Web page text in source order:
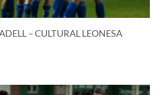
– CULTURAL LEONESA